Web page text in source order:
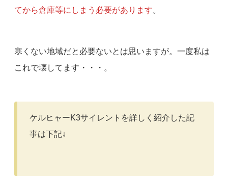
てから倉庫等にしまう必要があります。
寒くない地域だと必要ないとは思いますが。一度私は
これで壊してます・・・。
ケルヒャーK3サイレントを詳しく紹介した記
事は下記↓